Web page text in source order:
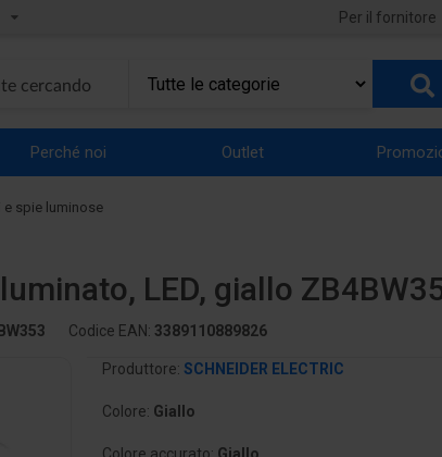
Per il fornitore
Perché noi Outlet
e spie luminose
LED, giallo
Codice EAN: 3389110889826
Produttore: SCHNEIDER ELECTRIC
Colore: Giallo